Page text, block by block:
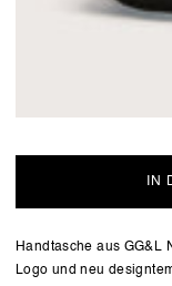
IN
Handtasche aus GG&L
Logo und neu